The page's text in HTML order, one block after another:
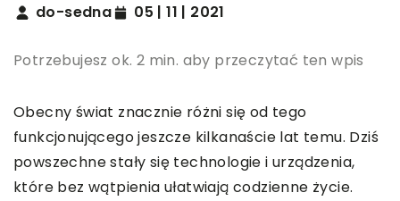
do-sedna 05 | 11 | 2021
Potrzebujesz ok. 2 min. aby przeczytać ten wpis
Obecny świat znacznie różni się od tego
funkcjonującego jeszcze kilkanaście lat temu. Dziś
powszechne stały się technologie i urządzenia,
które bez wątpienia ułatwiają codzienne życie.